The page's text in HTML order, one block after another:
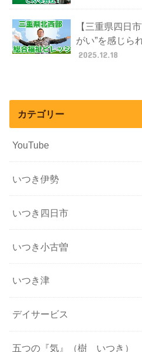
【三重県四日
がい”を感じら
2025.12.18
カテゴリー
YouTube
いつき伊勢
いつき四日市
いつき小古曽
いつき津
デイサービス
五つの『気』（樹 いつき）